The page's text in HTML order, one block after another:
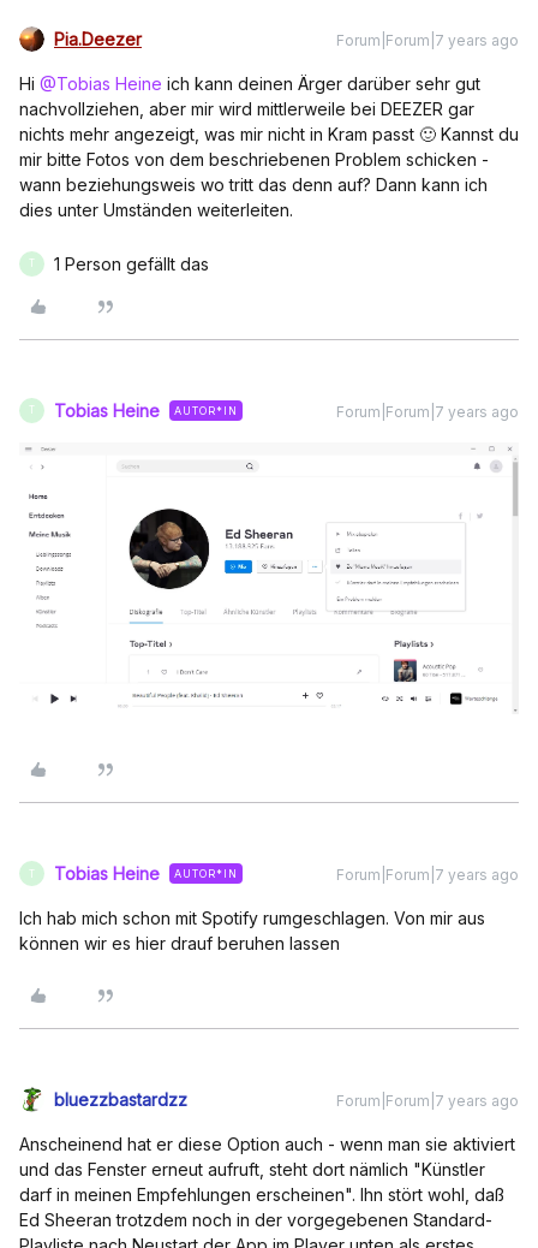
Pia.Deezer Forum|Forum|7 years ago
Hi @Tobias Heine ich kann deinen Ärger darüber sehr gut
nachvollziehen, aber mir wird mittlerweile bei DEEZER gar
nichts mehr angezeigt, was mir nicht in Kram passt 🙂 Kannst du
mir bitte Fotos von dem beschriebenen Problem schicken -
wann beziehungsweis wo tritt das denn auf? Dann kann ich
dies unter Umständen weiterleiten.
T 1 Person gefällt das
T Tobias Heine AUTOR*IN Forum|Forum|7 years ago
T Tobias Heine AUTOR*IN Forum|Forum|7 years ago
Ich hab mich schon mit Spotify rumgeschlagen. Von mir aus
können wir es hier drauf beruhen lassen
bluezzbastardzz Forum|Forum|7 years ago
Anscheinend hat er diese Option auch - wenn man sie aktiviert
und das Fenster erneut aufruft, steht dort nämlich "Künstler
darf in meinen Empfehlungen erscheinen". Ihn stört wohl, daß
Ed Sheeran trotzdem noch in der vorgegebenen Standard-